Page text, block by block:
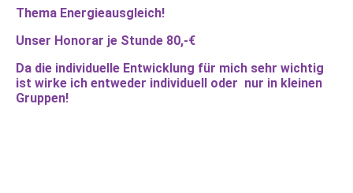
Thema Energieausgleich!
Unser Honorar je Stunde 80,-€
Da die individuelle Entwicklung für mich sehr wichtig
ist wirke ich entweder individuell oder nur in kleinen
Gruppen!